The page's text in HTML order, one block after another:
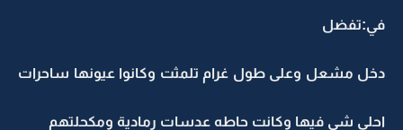
في:تفضل
دخل مشعل وعلى طول غرام تلمثت وكانوا عيونها ساحرات
احلى شي فيها وكانت حاطه عدسات رمادية ومكحلتهم